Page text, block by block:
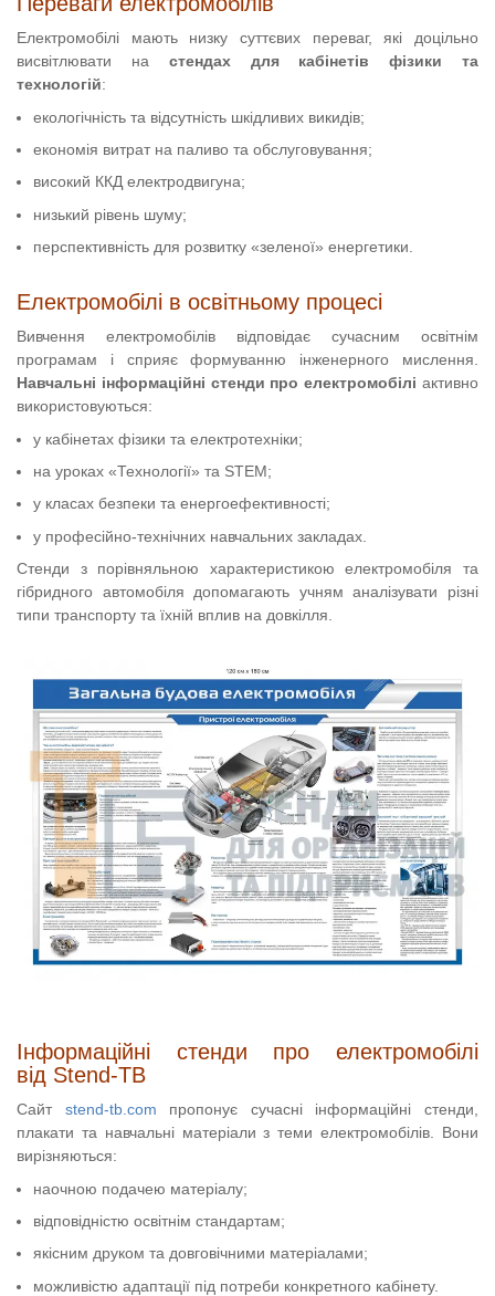
Електромобілі мають низку суттєвих переваг, які доцільно
висвітлювати на стендах для кабінетів фізики та
технологій:
екологічність та відсутність шкідливих викидів;
економія витрат на паливо та обслуговування;
високий ККД електродвигуна;
низький рівень шуму;
перспективність для розвитку «зеленої» енергетики.
Електромобілі в освітньому процесі
Вивчення електромобілів відповідає сучасним освітнім
програмам і сприяє формуванню інженерного мислення.
Навчальні інформаційні стенди про електромобілі активно
використовуються:
у кабінетах фізики та електротехніки;
на уроках «Технології» та STEM;
у класах безпеки та енергоефективності;
у професійно-технічних навчальних закладах.
Стенди з порівняльною характеристикою електромобіля та
гібридного автомобіля допомагають учням аналізувати різні
типи транспорту та їхній вплив на довкілля.
Інформаційні стенди про електромобілі
від Stend-TB
Сайт stend-tb.com пропонує сучасні інформаційні стенди,
плакати та навчальні матеріали з теми електромобілів. Вони
вирізняються:
наочною подачею матеріалу;
відповідністю освітнім стандартам;
якісним друком та довговічними матеріалами;
можливістю адаптації під потреби конкретного кабінету.